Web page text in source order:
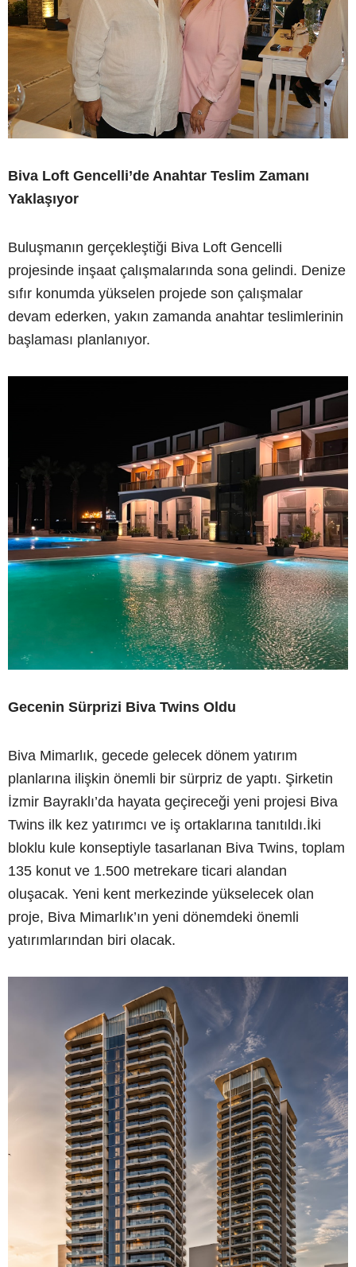
Biva Loft Gencelli’de Anahtar Teslim Zamanı
Yaklaşıyor
Buluşmanın gerçekleştiği Biva Loft Gencelli
projesinde inşaat çalışmalarında sona gelindi. Denize
sıfır konumda yükselen projede son çalışmalar
devam ederken, yakın zamanda anahtar teslimlerinin
başlaması planlanıyor.
Gecenin Sürprizi Biva Twins Oldu
Biva Mimarlık, gecede gelecek dönem yatırım
planlarına ilişkin önemli bir sürpriz de yaptı. Şirketin
İzmir Bayraklı’da hayata geçireceği yeni projesi Biva
Twins ilk kez yatırımcı ve iş ortaklarına tanıtıldı.İki
bloklu kule konseptiyle tasarlanan Biva Twins, toplam
135 konut ve 1.500 metrekare ticari alandan
oluşacak. Yeni kent merkezinde yükselecek olan
proje, Biva Mimarlık’ın yeni dönemdeki önemli
yatırımlarından biri olacak.